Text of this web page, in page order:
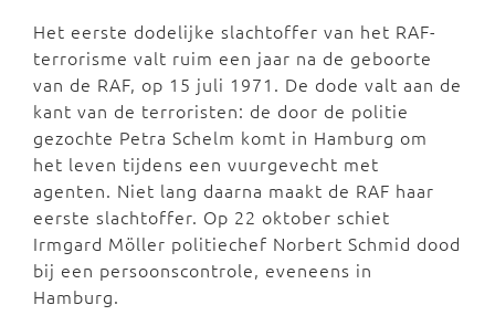
Het eerste dodelijke slachtoffer van het RAF-
terrorisme valt ruim een jaar na de geboorte
van de RAF, op 15 juli 1971. De dode valt aan de
kant van de terroristen: de door de politie
gezochte Petra Schelm komt in Hamburg om
het leven tijdens een vuurgevecht met
agenten. Niet lang daarna maakt de RAF haar
eerste slachtoffer. Op 22 oktober schiet
Irmgard Möller politiechef Norbert Schmid dood
bij een persoonscontrole, eveneens in
Hamburg.